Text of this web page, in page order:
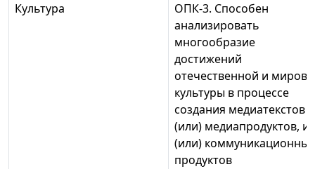
Культура
ОПК-3. Способен
анализировать
многообразие
достижений
отечественной и
культуры в процессе
создания медиатекстов
(или) медиапродуктов, и
(или) коммуникационных
продуктов